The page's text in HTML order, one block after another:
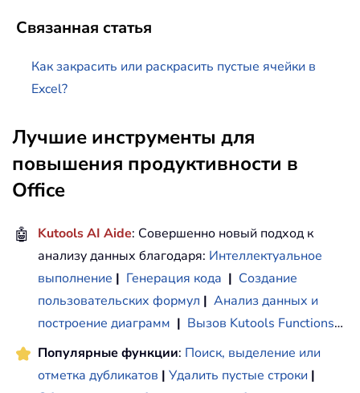
Связанная статья
Как закрасить или раскрасить пустые ячейки в
Excel?
Лучшие инструменты для
повышения продуктивности в
Office
🤖 Kutools AI Aide: Совершенно новый подход к
анализу данных благодаря: Интеллектуальное
выполнение | Генерация кода | Создание
пользовательских формул | Анализ данных и
построение диаграмм | Вызов Kutools Functions…
Популярные функции: Поиск, выделение или
отметка дубликатов | Удалить пустые строки |